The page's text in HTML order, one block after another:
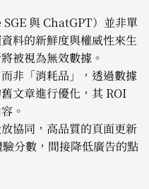
與 ChatGPT）並非單
料的新鮮度與權威性來生
被視為無效數據。
非「消耗品」，透過數據
文章進行優化，其 ROI
。
協同，高品質的頁面更新
分數，間接降低廣告的點